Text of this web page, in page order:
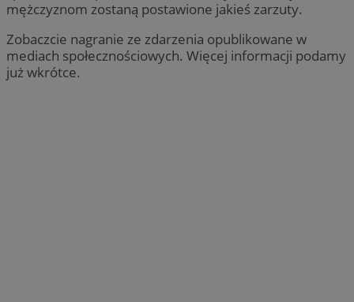
mężczyznom zostaną postawione jakieś zarzuty.
Zobaczcie nagranie ze zdarzenia opublikowane w
mediach społecznościowych. Więcej informacji podamy
już wkrótce.